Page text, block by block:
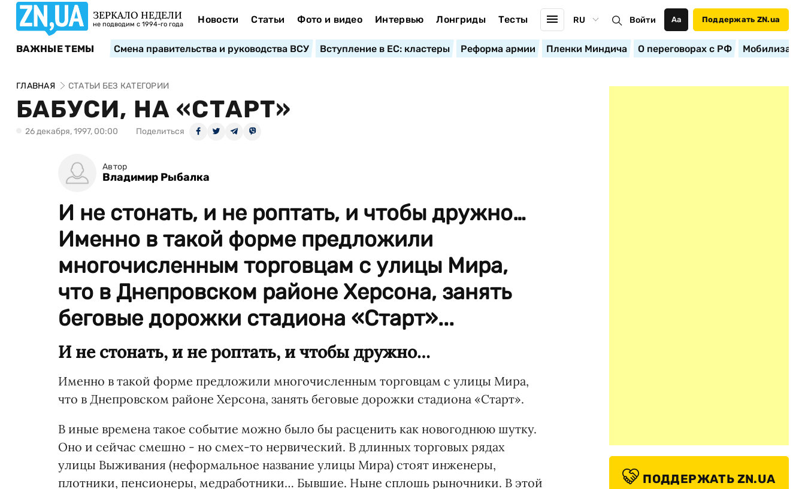
ЗЕРКАЛО НЕДЕЛИ
не подводим с 1994-го года Новости Статьи Фото и видео Интервью Лонгриды Тесты RU Войти Аа Поддержать ZN.ua
ВАЖНЫЕ ТЕМЫ Смена правительства и руководства ВСУ Вступление в ЕС: кластеры Реформа армии Пленки Миндича О переговорах с РФ
ГЛАВНАЯ СТАТЬИ БЕЗ КАТЕГОРИИ
БАБУСИ, НА «СТАРТ»
26 декабря, 1997, 00:00 Поделиться
Автор
Владимир Рыбалка
И не стонать, и не роптать, и чтобы дружно…
Именно в такой форме предложили
многочисленным торговцам с улицы Мира,
что в Днепровском районе Херсона, занять
беговые дорожки стадиона «Старт»...
И не стонать, и не роптать, и чтобы дружно…
Именно в такой форме предложили многочисленным торговцам с улицы Мира,
что в Днепровском районе Херсона, занять беговые дорожки стадиона «Старт».
В иные времена такое событие можно было бы расценить как новогоднюю шутку.
Оно и сейчас смешно - но смех-то нервический. В длинных торговых рядах
улицы Выживания (неформальное название улицы Мира) стоят инженеры,
плотники, пенсионеры, медработники… Бывшие. Ныне сплошь рыночники. В этой
ПОДДЕРЖАТЬ ZN.UA